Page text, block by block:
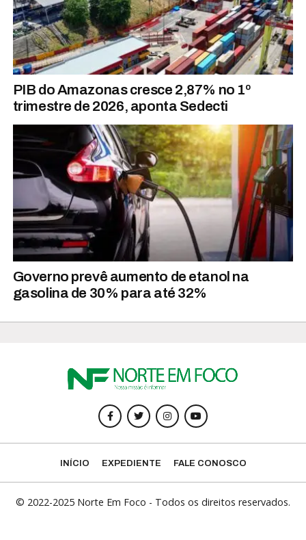
PIB do Amazonas cresce 2,87% no 1º
trimestre de 2026, aponta Sedecti
Governo prevê aumento de etanol na
gasolina de 30% para até 32%
INÍCIO EXPEDIENTE FALE CONOSCO
© 2022-2025 Norte Em Foco - Todos os direitos reservados.